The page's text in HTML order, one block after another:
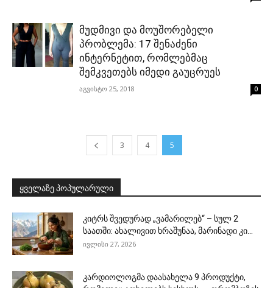
მუდმივი და მოუშორებელი
პრობლემა: 17 შენაძენი
ინტერნეტით, რომლებმაც
შემკვეთებს იმედი გაუცრუეს
აგვისტო 25, 2018 0
3 4 5
ყველაზე პოპულარული
კიტრს შვედურად „ვამარილებ“ – სულ 2
საათში: ახალივით ხრაშუნაა, მარინადი კი...
ივლისი 27, 2026
კარდიოლოგმა დაასახელა 9 პროდუქტი,